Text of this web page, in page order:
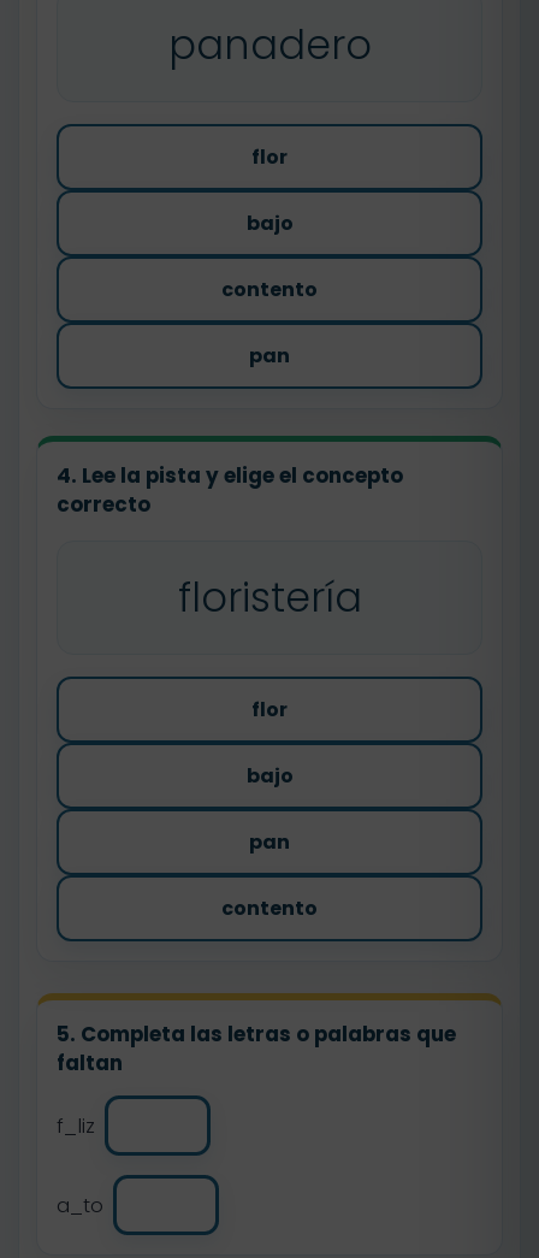
panadero
flor
bajo
contento
pan
4. Lee la pista y elige el concepto
correcto
floristería
flor
bajo
pan
contento
5. Completa las letras o palabras que
faltan
f_liz
a_to